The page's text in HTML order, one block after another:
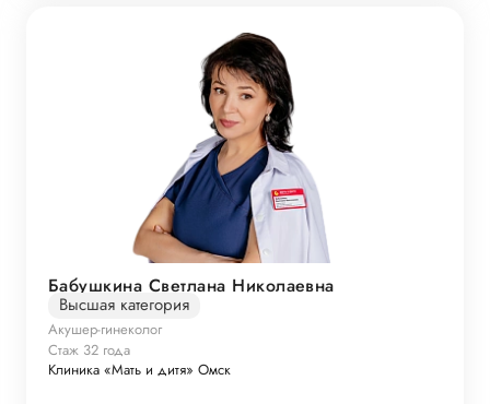
Бабушкина Светлана Николаевна
Высшая категория
Акушер-гинеколог
Стаж 32 года
Клиника «Мать и дитя» Омск